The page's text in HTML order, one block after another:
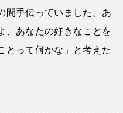
間手伝っていました。あ
、あなたの好きなことを
とって何かな」と考えた